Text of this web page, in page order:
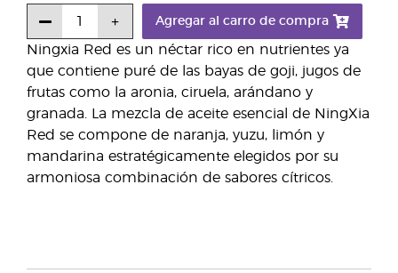
Ningxia Red es un néctar rico en nutrientes ya
que contiene puré de las bayas de goji, jugos de
frutas como la aronia, ciruela, arándano y
granada. La mezcla de aceite esencial de NingXia
Red se compone de naranja, yuzu, limón y
mandarina estratégicamente elegidos por su
armoniosa combinación de sabores cítricos.
Agregar al carro de compra